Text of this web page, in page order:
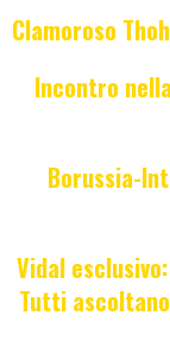
Clamoroso
Incontro
Borussia-
Vidal
Tutti